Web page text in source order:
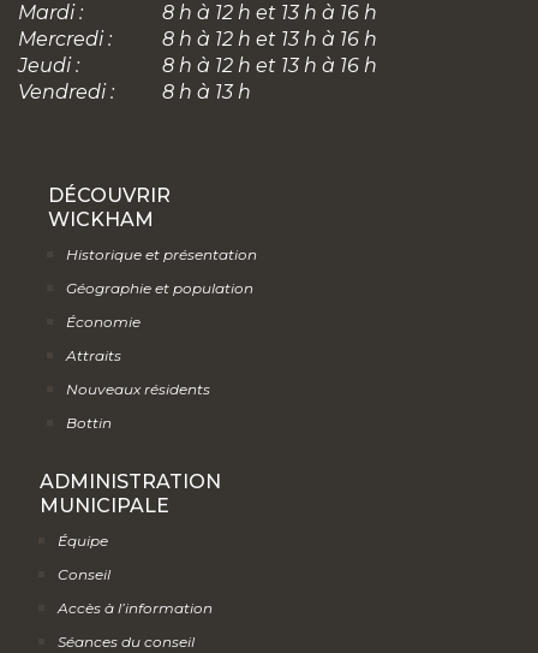
Mardi :
8 h à 12 h et 13 h à 16 h
Mercredi :
8 h à 12 h et 13 h à 16 h
Jeudi :
8 h à 12 h et 13 h à 16 h
Vendredi :
8 h à 13 h
DÉCOUVRIR
WICKHAM
Historique et présentation
Géographie et population
Économie
Attraits
Nouveaux résidents
Bottin
ADMINISTRATION
MUNICIPALE
Équipe
Conseil
Accès à l’information
Séances du conseil